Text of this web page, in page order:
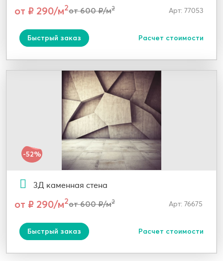
от ₽ 290/м2от 600 ₽/м2 Арт: 77053
Быстрый заказ Расчет стоимости
-52%
3Д каменная стена
от ₽ 290/м2от 600 ₽/м2 Арт: 76675
Быстрый заказ Расчет стоимости